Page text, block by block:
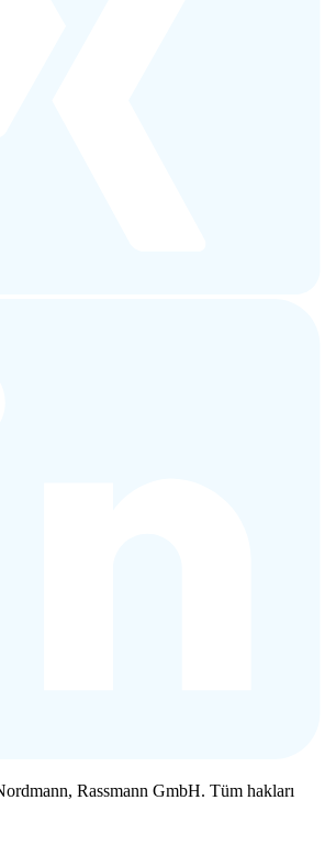
Rassmann GmbH. Tüm hakları